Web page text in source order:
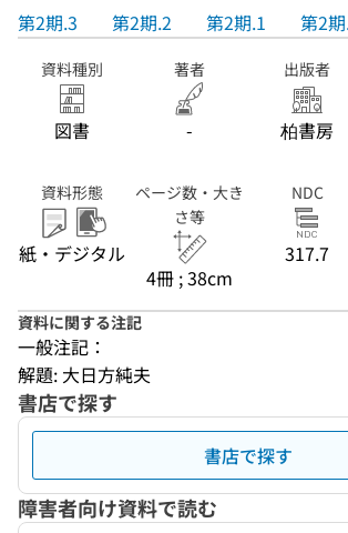
第2期.3 第2期.2 第2期.1 第2
資料種別
図書
著者
-
出版者
柏書房
資料形態
紙・デジタル
ページ数・大き
さ等
4冊 ; 38cm
NDC
317.7
資料に関する注記
一般注記：
解題: 大日方純夫
書店で探す
書店で探す
障害者向け資料で読む